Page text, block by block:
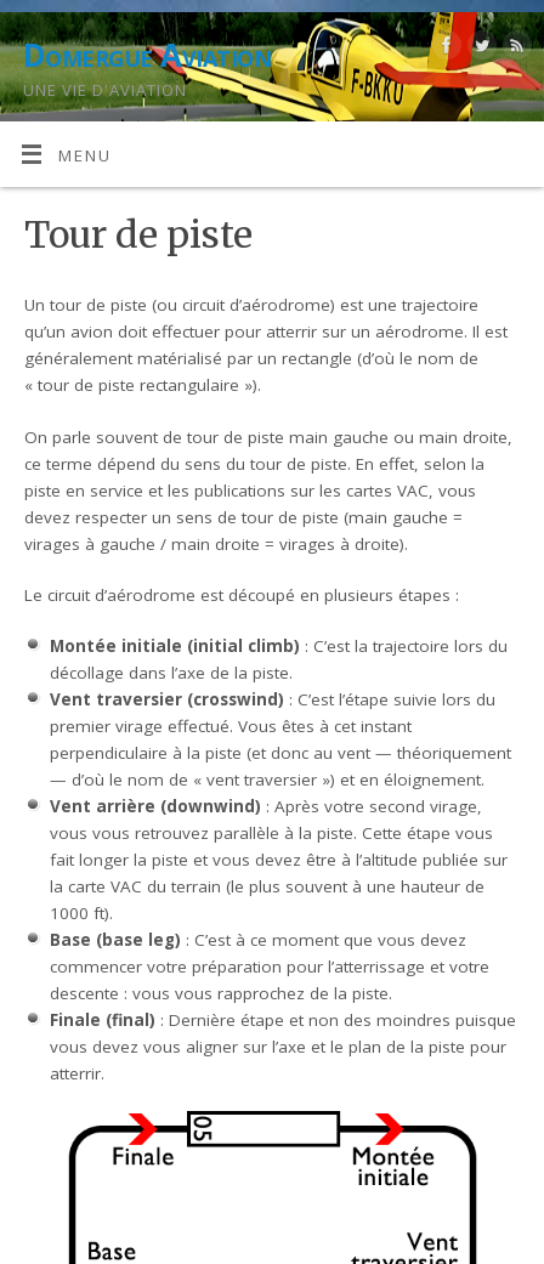
Domergue Aviation
UNE VIE D'AVIATION
MENU
Tour de piste
Un tour de piste (ou circuit d’aérodrome) est une trajectoire
qu’un avion doit effectuer pour atterrir sur un aérodrome. Il est
généralement matérialisé par un rectangle (d’où le nom de
« tour de piste rectangulaire »).
On parle souvent de tour de piste main gauche ou main droite,
ce terme dépend du sens du tour de piste. En effet, selon la
piste en service et les publications sur les cartes VAC, vous
devez respecter un sens de tour de piste (main gauche =
virages à gauche / main droite = virages à droite).
Le circuit d’aérodrome est découpé en plusieurs étapes :
Montée initiale (initial climb) : C’est la trajectoire lors du
décollage dans l’axe de la piste.
Vent traversier (crosswind) : C’est l’étape suivie lors du
premier virage effectué. Vous êtes à cet instant
perpendiculaire à la piste (et donc au vent — théoriquement
— d’où le nom de « vent traversier ») et en éloignement.
Vent arrière (downwind) : Après votre second virage,
vous vous retrouvez parallèle à la piste. Cette étape vous
fait longer la piste et vous devez être à l’altitude publiée sur
la carte VAC du terrain (le plus souvent à une hauteur de
1000 ft).
Base (base leg) : C’est à ce moment que vous devez
commencer votre préparation pour l’atterrissage et votre
descente : vous vous rapprochez de la piste.
Finale (final) : Dernière étape et non des moindres puisque
vous devez vous aligner sur l’axe et le plan de la piste pour
atterrir.